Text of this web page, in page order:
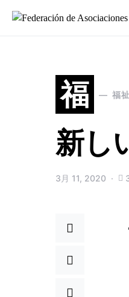
Search for:
福 福祉
新し
3月 11, 2020